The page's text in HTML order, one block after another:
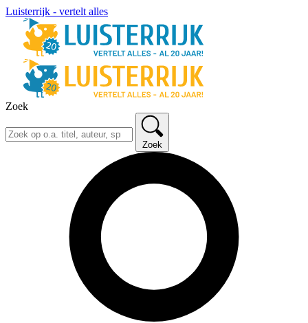
Luisterrijk - vertelt alles
Zoek
Zoek